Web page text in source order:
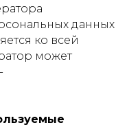
данных
ко всей
может